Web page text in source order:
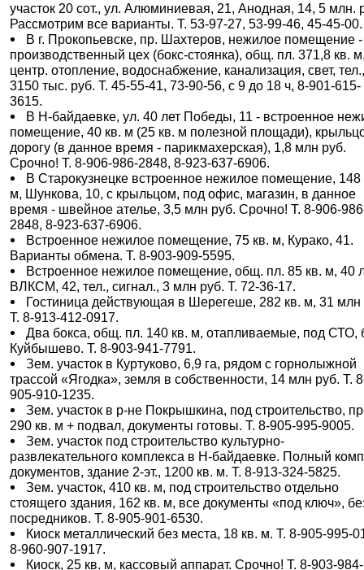
участок 20 сот., ул. Алюминиевая, 21, Анодная, 14, 5 млн.
Рассмотрим все варианты. Т. 53-97-27, 53-99-46, 45-45-00.
В г. Прокопьевске, пр. Шахтеров, нежилое помещение -
производственный цех (бокс-стоянка), общ. пл. 371,8 кв.
центр. отопление, водоснабжение, канализация, свет,
3150 тыс. руб. Т. 45-55-41, 73-90-56, с 9 до 18 ч, 8-901-615-
3615.
В Н-байдаевке, ул. 40 лет Победы, 11 - встроенное
помещение, 40 кв. м (25 кв. м полезной площади),
дорогу (в данное время - парикмахерская), 1,8 млн руб.
Срочно! Т. 8-906-986-2848, 8-923-637-6906.
В Старокузнецке встроенное нежилое помещение, 148
м, Шункова, 10, с крыльцом, под офис, магазин, в данное
время - швейное ателье, 3,5 млн руб. Срочно! Т. 8-906-
2848, 8-923-637-6906.
Встроенное нежилое помещение, 75 кв. м, Курако, 41.
Варианты обмена. Т. 8-903-909-5595.
Встроенное нежилое помещение, общ. пл. 85 кв. м, 40
ВЛКСМ, 42, тел., сигнал., 3 млн руб. Т. 72-36-17.
Гостиница действующая в Шерегеше, 282 кв. м, 31 млн
Т. 8-913-412-0917.
Два бокса, общ. пл. 140 кв. м, отапливаемые, под СТО,
Куйбышево. Т. 8-903-941-7791.
Зем. участок в Куртуково, 6,9 га, рядом с горнолыжной
трассой «Ягодка», земля в собственности, 14 млн руб. Т.
905-910-1235.
Зем. участок в р-не Покрышкина, под строительство,
290 кв. м + подвал, документы готовы. Т. 8-905-995-9005.
Зем. участок под строительство культурно-
развлекательного комплекса в Н-байдаевке. Полный
документов, здание 2-эт., 1200 кв. м. Т. 8-913-324-5825.
Зем. участок, 410 кв. м, под строительство отдельно
стоящего здания, 162 кв. м, все документы «под ключ»,
посредников. Т. 8-905-901-6530.
Киоск металлический без места, 18 кв. м. Т. 8-905-995-
8-960-907-1917.
Киоск, 25 кв. м, кассовый аппарат. Срочно! Т. 8-903-984-